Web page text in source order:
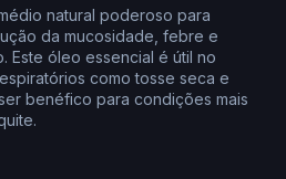
natural poderoso para
da mucosidade, febre e
Este óleo essencial é útil no
como tosse seca e
benéfico para condições mais